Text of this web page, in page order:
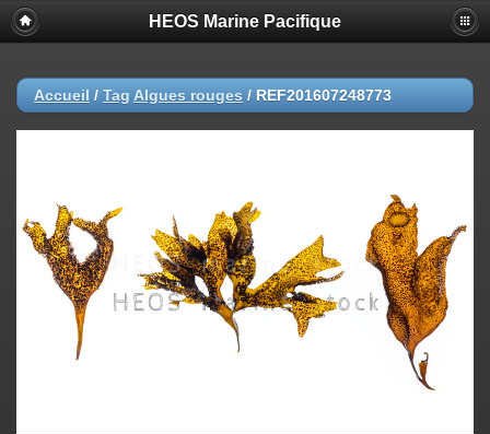
HEOS Marine Pacifique
Accueil / Tag Algues rouges / REF201607248773